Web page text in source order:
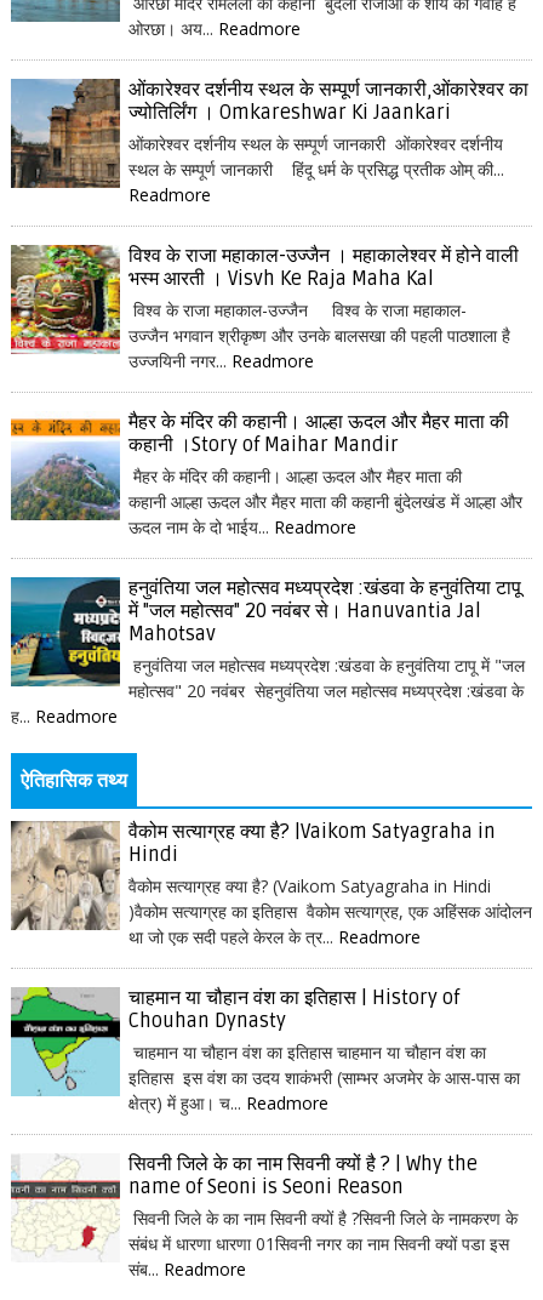
ओरछा। अय... Readmore
ओंकारेश्वर दर्शनीय स्थल के सम्पूर्ण जानकारी,ओंकारेश्वर का
ज्योतिर्लिंग । Omkareshwar Ki Jaankari
ओंकारेश्वर दर्शनीय स्थल के सम्पूर्ण जानकारी ओंकारेश्वर दर्शनीय
स्थल के सम्पूर्ण जानकारी हिंदू धर्म के प्रसिद्ध प्रतीक ओम् की...
Readmore
विश्व के राजा महाकाल-उज्जैन । महाकालेश्वर में होने वाली
भस्म आरती । Visvh Ke Raja Maha Kal
विश्व के राजा महाकाल-उज्जैन विश्व के राजा महाकाल-
उज्जैन भगवान श्रीकृष्ण और उनके बालसखा की पहली पाठशाला है
उज्जयिनी नगर... Readmore
मैहर के मंदिर की कहानी। आल्हा ऊदल और मैहर माता की
कहानी ।Story of Maihar Mandir
मैहर के मंदिर की कहानी। आल्हा ऊदल और मैहर माता की
कहानी आल्हा ऊदल और मैहर माता की कहानी बुंदेलखंड में आल्हा और
ऊदल नाम के दो भाईय... Readmore
हनुवंतिया जल महोत्सव मध्यप्रदेश :खंडवा के हनुवंतिया टापू
में "जल महोत्सव" 20 नवंबर से। Hanuvantia Jal
Mahotsav
हनुवंतिया जल महोत्सव मध्यप्रदेश :खंडवा के हनुवंतिया टापू में "जल
महोत्सव" 20 नवंबर सेहनुवंतिया जल महोत्सव मध्यप्रदेश :खंडवा के
ह... Readmore
ऐतिहासिक तथ्य
वैकोम सत्याग्रह क्या है? |Vaikom Satyagraha in
Hindi
वैकोम सत्याग्रह क्या है? (Vaikom Satyagraha in Hindi
)वैकोम सत्याग्रह का इतिहास वैकोम सत्याग्रह, एक अहिंसक आंदोलन
था जो एक सदी पहले केरल के त्र... Readmore
चाहमान या चौहान वंश का इतिहास | History of
Chouhan Dynasty
चाहमान या चौहान वंश का इतिहास चाहमान या चौहान वंश का
इतिहास इस वंश का उदय शाकंभरी (साम्भर अजमेर के आस-पास का
क्षेत्र) में हुआ। च... Readmore
सिवनी जिले के का नाम सिवनी क्यों है ? | Why the
name of Seoni is Seoni Reason
सिवनी जिले के का नाम सिवनी क्यों है ?सिवनी जिले के नामकरण के
संबंध में धारणा धारणा 01सिवनी नगर का नाम सिवनी क्यों पडा इस
संब... Readmore